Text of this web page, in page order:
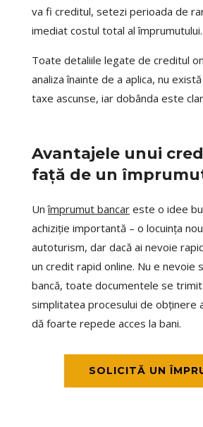
va fi creditul, setezi perioada de
imediat costul total al împrumutului.
Toate detaliile legate de creditul
analiza înainte de a aplica, nu
taxe ascunse, iar dobânda este
Avantajele unui
față de un
Unîmprumut bancareste o idee
achiziție importantă – o locuința
autoturism, dar dacă ai nevoie
un credit rapid online. Nu e nevoie
bancă, toate documentele se
simplitatea procesului de obținere
dă foarte repede acces la bani.
SOLICITĂ UN